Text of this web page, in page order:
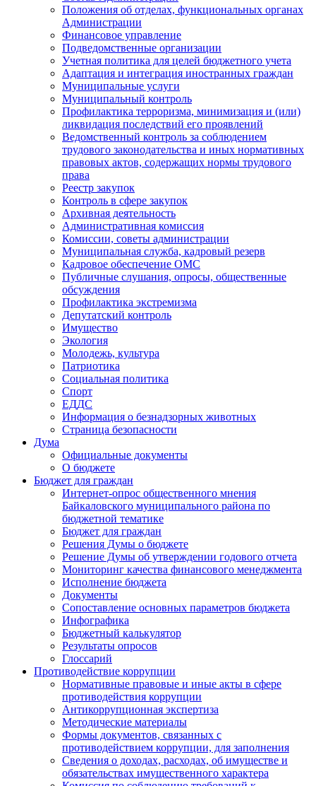
Положения об отделах, функциональных органах
Администрации
Финансовое управление
Подведомственные организации
Учетная политика для целей бюджетного учета
Адаптация и интеграция иностранных граждан
Муниципальные услуги
Муниципальный контроль
Профилактика терроризма, минимизация и (или)
ликвидация последствий его проявлений
Ведомственный контроль за соблюдением
трудового законодательства и иных нормативных
правовых актов, содержащих нормы трудового
права
Реестр закупок
Контроль в сфере закупок
Архивная деятельность
Административная комиссия
Комиссии, советы администрации
Муниципальная служба, кадровый резерв
Кадровое обеспечение ОМС
Публичные слушания, опросы, общественные
обсуждения
Профилактика экстремизма
Депутатский контроль
Имущество
Экология
Молодежь, культура
Патриотика
Социальная политика
Спорт
ЕДДС
Информация о безнадзорных животных
Страница безопасности
Дума
Официальные документы
О бюджете
Бюджет для граждан
Интернет-опрос общественного мнения
Байкаловского муниципального района по
бюджетной тематике
Бюджет для граждан
Решения Думы о бюджете
Решение Думы об утверждении годового отчета
Мониторинг качества финансового менеджмента
Исполнение бюджета
Документы
Сопоставление основных параметров бюджета
Инфографика
Бюджетный калькулятор
Результаты опросов
Глоссарий
Противодействие коррупции
Нормативные правовые и иные акты в сфере
противодействия коррупции
Антикоррупционная экспертиза
Методические материалы
Формы документов, связанных с
противодействием коррупции, для заполнения
Сведения о доходах, расходах, об имуществе и
обязательствах имущественного характера